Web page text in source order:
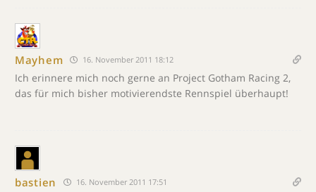
Mayhem 16. November 2011 18:12
Ich erinnere mich noch gerne an Project Gotham Racing 2,
das für mich bisher motivierendste Rennspiel überhaupt!
bastien 16. November 2011 17:51